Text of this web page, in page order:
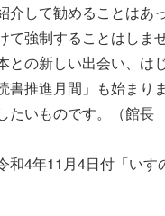
介して勧めることはあ
て強制することはしませ
との新しい出会い、は
書推進月間」も始まり
たいものです。（館長
4年11月4日付「いす